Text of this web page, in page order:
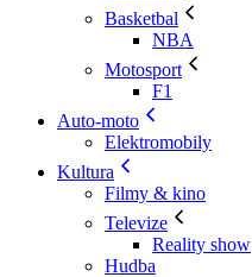
Basketbal
NBA
Motosport
F1
Auto-moto
Elektromobily
Kultura
Filmy & kino
Televize
Reality show
Hudba